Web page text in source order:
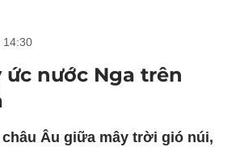
14:30
ức nước Nga trên
Âu giữa mây trời gió núi,